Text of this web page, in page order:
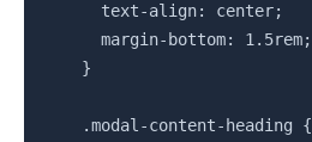
      text-align: center;
      margin-bottom: 1.5rem;
    }
    .modal-content-heading {